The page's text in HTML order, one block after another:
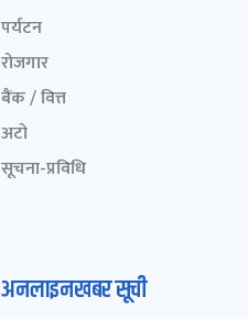
पर्यटन
रोजगार
बैंक / वित्त
अटो
सूचना-प्रविधि
अनलाइनखबर सूची